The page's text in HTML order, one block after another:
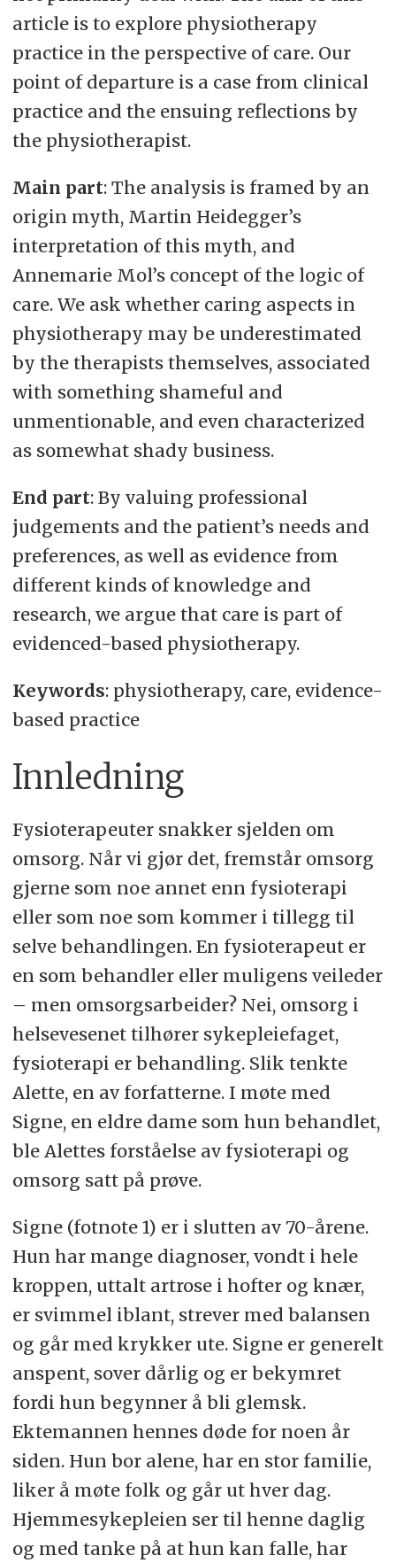
article is to explore physiotherapy
practice in the perspective of care. Our
point of departure is a case from clinical
practice and the ensuing reflections by
the physiotherapist.
Main part: The analysis is framed by an
origin myth, Martin Heidegger’s
interpretation of this myth, and
Annemarie Mol’s concept of the logic of
care. We ask whether caring aspects in
physiotherapy may be underestimated
by the therapists themselves, associated
with something shameful and
unmentionable, and even characterized
as somewhat shady business.
End part: By valuing professional
judgements and the patient’s needs and
preferences, as well as evidence from
different kinds of knowledge and
research, we argue that care is part of
evidenced-based physiotherapy.
Keywords: physiotherapy, care, evidence-
based practice
Innledning
Fysioterapeuter snakker sjelden om
omsorg. Når vi gjør det, fremstår omsorg
gjerne som noe annet enn fysioterapi
eller som noe som kommer i tillegg til
selve behandlingen. En fysioterapeut er
en som behandler eller muligens veileder
– men omsorgsarbeider? Nei, omsorg i
helsevesenet tilhører sykepleiefaget,
fysioterapi er behandling. Slik tenkte
Alette, en av forfatterne. I møte med
Signe, en eldre dame som hun behandlet,
ble Alettes forståelse av fysioterapi og
omsorg satt på prøve.
Signe (fotnote 1) er i slutten av 70-årene.
Hun har mange diagnoser, vondt i hele
kroppen, uttalt artrose i hofter og knær,
er svimmel iblant, strever med balansen
og går med krykker ute. Signe er generelt
anspent, sover dårlig og er bekymret
fordi hun begynner å bli glemsk.
Ektemannen hennes døde for noen år
siden. Hun bor alene, har en stor familie,
liker å møte folk og går ut hver dag.
Hjemmesykepleien ser til henne daglig
og med tanke på at hun kan falle, har